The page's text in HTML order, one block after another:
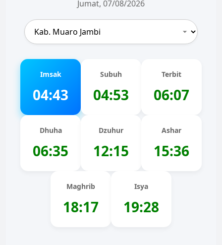
Jumat, 07/08/2026
Imsak
04:43
Subuh
04:53
Terbit
06:07
Dhuha
06:35
Dzuhur
12:15
Ashar
15:36
Maghrib
18:17
Isya
19:28